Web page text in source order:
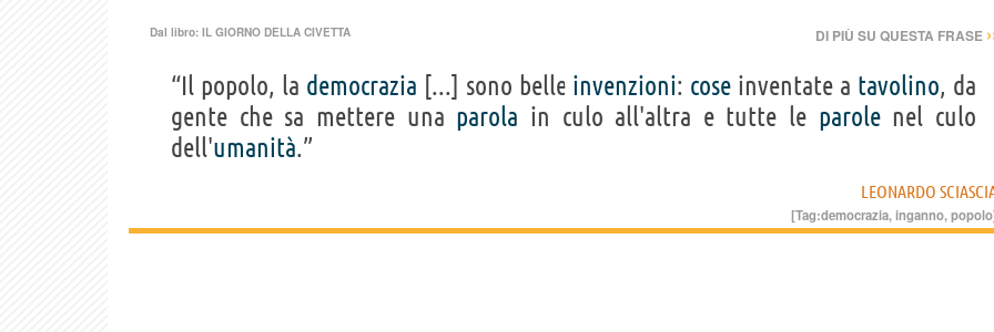
Dal libro: IL GIORNO DELLA CIVETTA DI PIÙ SU QUESTA FRASE
“Il popolo, la democrazia [...] sono belle invenzioni: cose inventate a tavolino, da
gente che sa mettere una parola in culo all'altra e tutte le parolenel culo
dell'umanità.”
LEONARDO
[Tag:democrazia,inganno,popolo